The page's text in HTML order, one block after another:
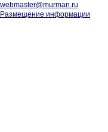
webmaster@murman.ru
Размещение информации